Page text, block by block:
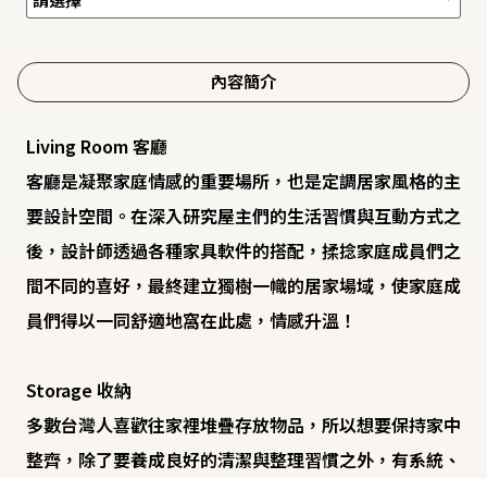
內容簡介
Living Room 客廳
客廳是凝聚家庭情感的重要場所，也是定調居家風格的主
要設計空間。在深入研究屋主們的生活習慣與互動方式之
後，設計師透過各種家具軟件的搭配，揉捻家庭成員們之
間不同的喜好，最終建立獨樹一幟的居家場域，使家庭成
員們得以一同舒適地窩在此處，情感升溫！
Storage 收納
多數台灣人喜歡往家裡堆疊存放物品，所以想要保持家中
整齊，除了要養成良好的清潔與整理習慣之外，有系統、